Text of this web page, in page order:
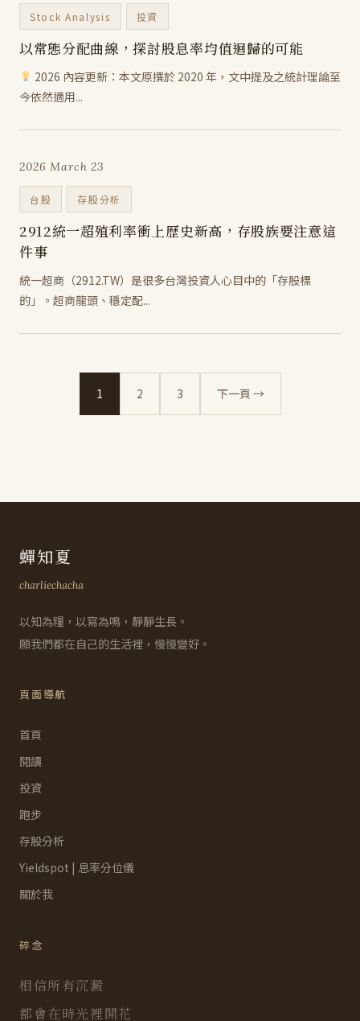
Stock Analysis 投資
以常態分配曲線，探討股息率均值迴歸的可能
2026 內容更新：本文原撰於 2020 年，文中提及之統計理論至
今依然適用...
2026 March 23
台股 存股分析
2912統一超殖利率衝上歷史新高，存股族要注意這
件事
統一超商（2912.TW）是很多台灣投資人心目中的「存股標
的」。超商龍頭、穩定配...
1 2 3 下一頁 →
蟬知夏
charliechacha
以知為糧，以寫為鳴，靜靜生長。
願我們都在自己的生活裡，慢慢變好。
頁面導航
首頁
閱讀
投資
跑步
存股分析
Yieldspot | 息率分位儀
關於我
碎念
相信所有沉澱
都會在時光裡開花